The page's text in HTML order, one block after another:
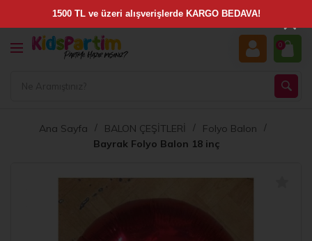
0
Ana Sayfa BALON ÇEŞİTLERİ
Folyo Balon
Bayrak Folyo Balon 18 inç
×